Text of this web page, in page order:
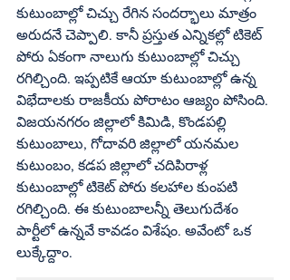
కుటుంబాల్లో చిచ్చు రేగిన సందర్భాలు మాత్రం
అరుదనే చెప్పాలి. కానీ ప్రస్తుత ఎన్నికల్లో టికెట్‌
పోరు ఏకంగా నాలుగు కుటుంబాల్లో చిచ్చు
రగిల్చింది. ఇప్పటికే ఆయా కుటుంబాల్లో ఉన్న
విభేదాలకు రాజకీయ పోరాటం ఆజ్యం పోసింది.
విజయనగరం జిల్లాలో కిమిడి, కొండపల్లి
కుటుంబాలు, గోదావరి జిల్లాలో యనమల
కుటుంబం, కడప జిల్లాలో చదిపిరాళ్ల
కుటుంబాల్లో టికెట్‌ పోరు కలహాల కుంపటి
రగిల్చింది. ఈ కుటుంబాలన్నీ తెలుగుదేశం
పార్టీలో ఉన్నవే కావడం విశేషం. అవేంటో ఒక
లుక్కేద్దాం.